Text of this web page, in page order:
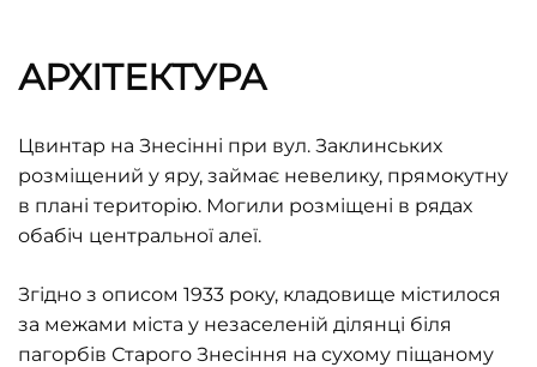
АРХІТЕКТУРА
Цвинтар на Знесінні при вул. Заклинських
розміщений у яру, займає невелику, прямокутну
в плані територію. Могили розміщені в рядах
обабіч центральної алеї.
Згідно з описом 1933 року, кладовище містилося
за межами міста у незаселеній ділянці біля
пагорбів Старого Знесіння на сухому піщаному